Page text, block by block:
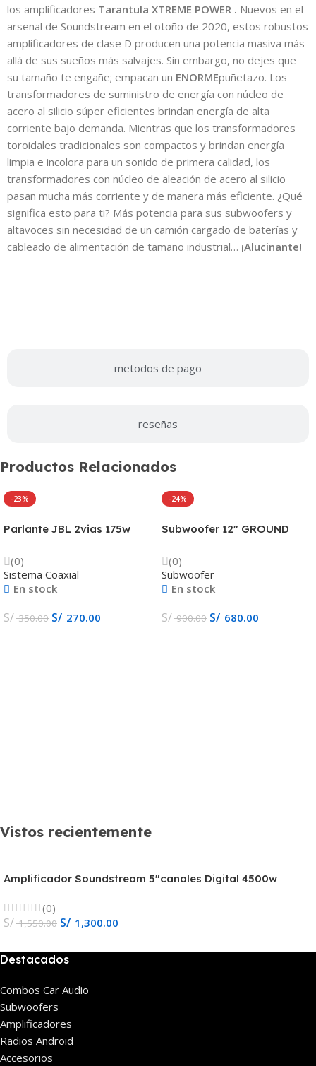
metodos de pago
reseñas
los amplificadores Tarantula XTREME POWER . Nuevos en el
arsenal de Soundstream en el otoño de 2020, estos robustos
amplificadores de clase D producen una potencia masiva más
allá de sus sueños más salvajes. Sin embargo, no dejes que
su tamaño te engañe; empacan un ENORMEpuñetazo. Los
transformadores de suministro de energía con núcleo de
acero al silicio súper eficientes brindan energía de alta
corriente bajo demanda. Mientras que los transformadores
toroidales tradicionales son compactos y brindan energía
limpia e incolora para un sonido de primera calidad, los
transformadores con núcleo de aleación de acero al silicio
pasan mucha más corriente y de manera más eficiente. ¿Qué
significa esto para ti? Más potencia para sus subwoofers y
altavoces sin necesidad de un camión cargado de baterías y
cableado de alimentación de tamaño industrial… ¡Alucinante!
Productos Relacionados
-23%
Parlante JBL 2vias 175w
(0)
Sistema Coaxial
En stock
S/350.00 S/ 270.00
-24%
Subwoofer 12″ GROUND
D2 ROSA EDITION
(0)
Subwoofer
En stock
S/900.00 S/ 680.00
Vistos recientemente
Amplificador Soundstream 5″canales Digital 4500w
(0)
S/1,550.00 S/ 1,300.00
Destacados
Combos Car Audio
Subwoofers
Amplificadores
Radios Android
Accesorios